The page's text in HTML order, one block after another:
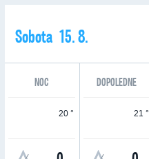
Sobota 15. 8.
NOC DOPOLEDNE
20 ° 21 °